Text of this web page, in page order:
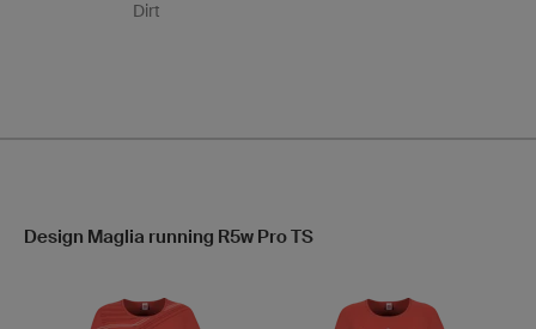
Dirt
Design Maglia running R5w Pro TS